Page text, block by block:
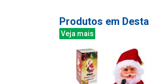
Produtos em
Veja mais